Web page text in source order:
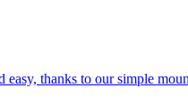
thanks to our simple